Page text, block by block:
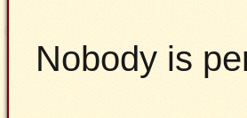
Nobody is